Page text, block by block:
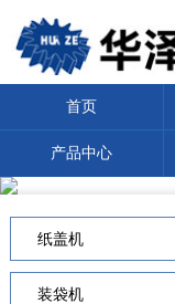
首页
产品中心
纸盖机
装袋机